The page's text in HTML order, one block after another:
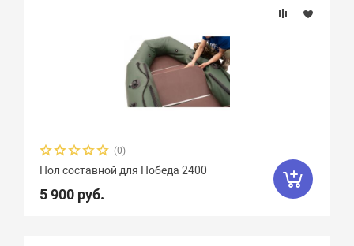
(0)
Пол составной для Победа 2400
5 900 руб.